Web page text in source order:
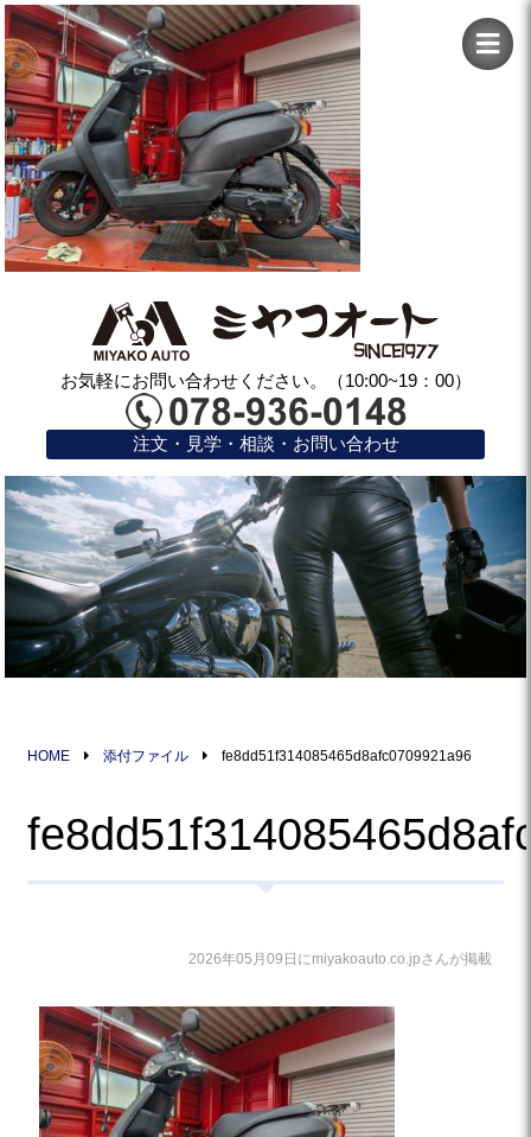
お気軽にお問い合わせください。（10:00~19：00）
注文・見学・相談・お問い合わせ
HOME 添付ファイル fe8dd51f314085465d8afc0709921a96
2026年05月09日にmiyakoauto.co.jpさんが掲載